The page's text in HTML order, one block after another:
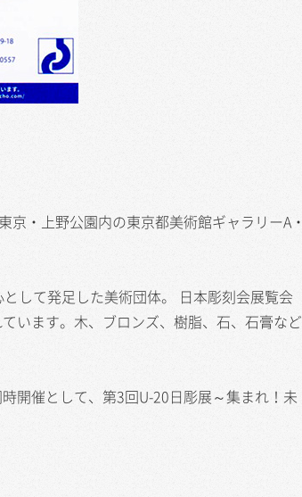
・上野公園内の東京都美術館ギャラリーA・
して発足した美術団体。 日本彫刻会展覧会
います。木、ブロンズ、樹脂、石、石膏など
開催として、第3回U-20日彫展～集まれ！未